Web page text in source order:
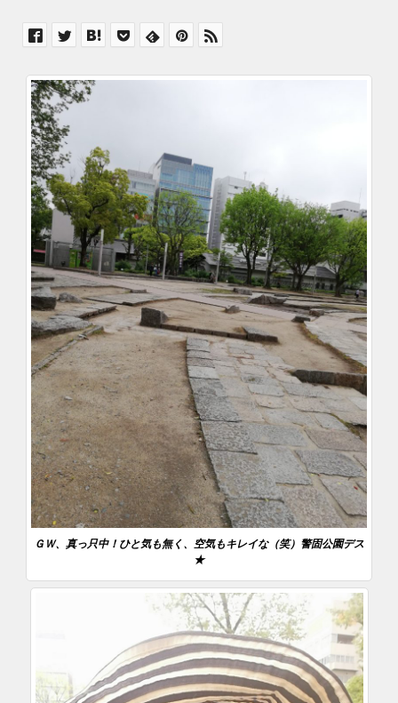
ＧＷ、真っ只中！ひと気も無く、空気もキレイな（笑）警固公園デス
★